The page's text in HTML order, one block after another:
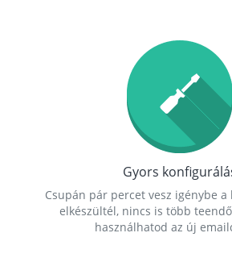
Gyors
Csupán pár percet vesz igénybe a
elkészültél, nincs is több
használhatod az új